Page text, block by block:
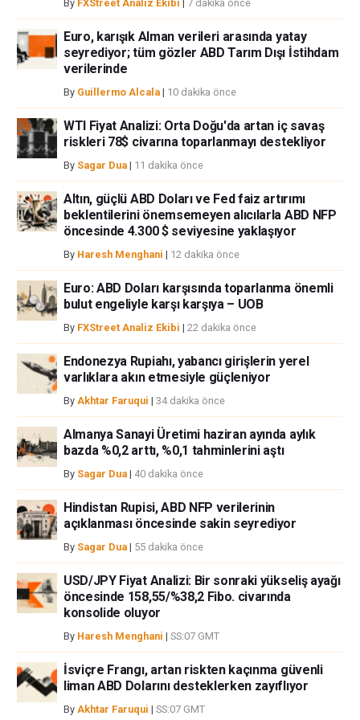
FXStreet’de verilen herhangi bir görüş, haber, araştırma, analiz, fiyatlar
veya fxstreet.comtarafından bu sitede yayınlanan bilgiler çalışanlar,
ortaklar yada katkıda bulunanlar tarafından genel piyasa yorumu olarak
verilmiştir ve yatırım danışmanlığı teşkil etmemektedir. FXStreet bu tür
çıkabilecek herhangi bir kar kaybı herhangi bir sınırlama olmaksızın
herhangi bir kayıp ya da hasar için sorumluluk kabul etmemektedir.
By FXStreet Analiz Ekibi | 7 dakika önce
Euro, karışık Alman verileri arasında yatay
seyrediyor; tüm gözler ABD Tarım Dışı İstihdam
verilerinde
By Guillermo Alcala | 10 dakika önce
WTI Fiyat Analizi: Orta Doğu'da artan iç savaş
riskleri 78$ civarına toparlanmayı destekliyor
By Sagar Dua | 11 dakika önce
Altın, güçlü ABD Doları ve Fed faiz artırımı
beklentilerini önemsemeyen alıcılarla ABD NFP
öncesinde 4.300 $ seviyesine yaklaşıyor
By Haresh Menghani | 12 dakika önce
Euro: ABD Doları karşısında toparlanma önemli
bulut engeliyle karşı karşıya – UOB
By FXStreet Analiz Ekibi | 22 dakika önce
Endonezya Rupiahı, yabancı girişlerin yerel
varlıklara akın etmesiyle güçleniyor
By Akhtar Faruqui | 34 dakika önce
Almanya Sanayi Üretimi haziran ayında aylık
bazda %0,2 arttı, %0,1 tahminlerini aştı
By Sagar Dua | 40 dakika önce
Hindistan Rupisi, ABD NFP verilerinin
açıklanması öncesinde sakin seyrediyor
By Sagar Dua | 55 dakika önce
USD/JPY Fiyat Analizi: Bir sonraki yükseliş ayağı
öncesinde 158,55/%38,2 Fibo. civarında
konsolide oluyor
By Haresh Menghani | SS:07 GMT
İsviçre Frangı, artan riskten kaçınma güvenli
liman ABD Dolarını desteklerken zayıflıyor
By Akhtar Faruqui | SS:07 GMT